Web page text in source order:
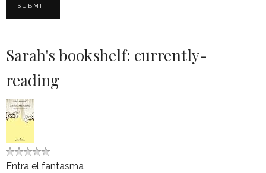
Sarah's bookshelf: currently-
reading
Entra el fantasma